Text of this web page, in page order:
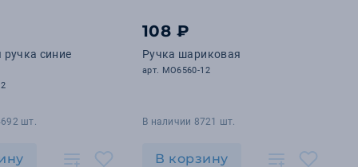
ручка синие
шт.
108 ₽
Ручка шариковая
арт. MO6560-12
В наличии 8721 шт.
В корзину